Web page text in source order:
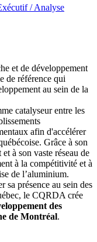
/ Analyse
et de développement
de référence qui
au sein de la
catalyseur entre les
afin d'accélérer
Grâce à son
à son vaste réseau de
à la compétitivité et à
de l’aluminium.
sa présence au sein des
le CQRDA crée
des
de Montréal.